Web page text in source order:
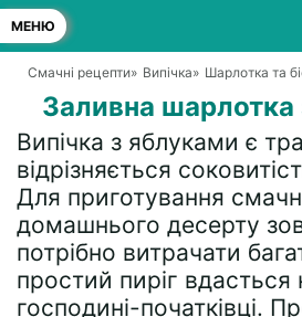
МЕНЮ
Смачні рецепти» Випічка» Шарлотка та
Заливна шарлотка
Випічка з яблуками є
відрізняється
Для приготування
домашнього десерту
потрібно витрачати
простий пиріг вдасться
господині-початківці.